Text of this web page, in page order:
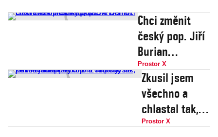
Chci změnit
český pop. Jiří
Burian
otevřeně o
meditaci, vážné
nemoci i
nenávisti proti
Kapitánovi
Prostor X
Zkusil jsem
všechno a
chlastal tak,
že mě málem
Prostor X